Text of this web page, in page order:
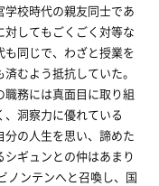
校時代の親友同士であ
してもごくごく対等な
同じで、わざと授業を
むよう抵抗していた。
務には真面目に取り組
洞察力に優れている
の人生を思い、諦めた
ギュンとの仲はあまり
ノンテンへと召喚し、国